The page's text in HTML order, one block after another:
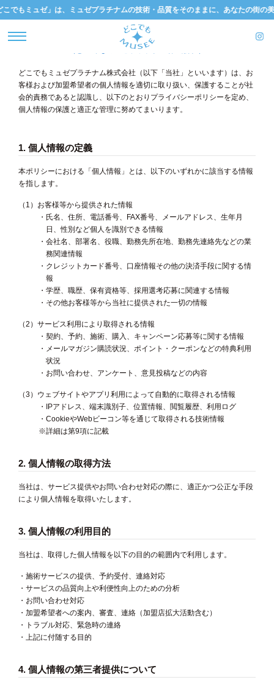
こでもミュゼ」は、ミュゼプラチナムの技術・品質をそのままに、あなたの街の
プライバシーポリシー
（どこでもミュゼプラチナム株式会社）
どこでもミュゼプラチナム株式会社（以下「当社」といいます）は、お
客様および加盟希望者の個人情報を適切に取り扱い、保護することが社
会的責務であると認識し、以下のとおりプライバシーポリシーを定め、
個人情報の保護と適正な管理に努めてまいります。
1. 個人情報の定義
本ポリシーにおける「個人情報」とは、以下のいずれかに該当する情報
を指します。
（1）お客様等から提供された情報
・氏名、住所、電話番号、FAX番号、メールアドレス、生年月
日、性別など個人を識別できる情報
・会社名、部署名、役職、勤務先所在地、勤務先連絡先などの業
務関連情報
・クレジットカード番号、口座情報その他の決済手段に関する情
報
・学歴、職歴、保有資格等、採用選考応募に関連する情報
・その他お客様等から当社に提供された一切の情報
（2）サービス利用により取得される情報
・契約、予約、施術、購入、キャンペーン応募等に関する情報
・メールマガジン購読状況、ポイント・クーポンなどの特典利用
状況
・お問い合わせ、アンケート、意見投稿などの内容
（3）ウェブサイトやアプリ利用によって自動的に取得される情報
・IPアドレス、端末識別子、位置情報、閲覧履歴、利用ログ
・CookieやWebビーコン等を通じて取得される技術情報
※詳細は第9項に記載
2. 個人情報の取得方法
当社は、サービス提供やお問い合わせ対応の際に、適正かつ公正な手段
により個人情報を取得いたします。
3. 個人情報の利用目的
当社は、取得した個人情報を以下の目的の範囲内で利用します。
・施術サービスの提供、予約受付、連絡対応
・サービスの品質向上や利便性向上のための分析
・お問い合わせ対応
・加盟希望者への案内、審査、連絡（加盟店拡大活動含む）
・トラブル対応、緊急時の連絡
・上記に付随する目的
4. 個人情報の第三者提供について